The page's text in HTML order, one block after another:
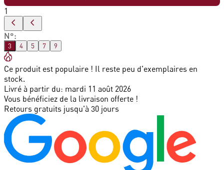
1
N°:
3 4 5 7 9
Ce produit est populaire ! Il reste peu d'exemplaires en
stock.
Livré à partir du: mardi 11 août 2026
Vous bénéficiez de la livraison offerte !
Retours gratuits jusqu'à 30 jours